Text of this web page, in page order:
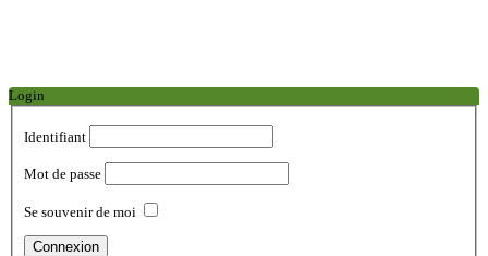
Login
Identifiant
Mot de passe
Se souvenir de moi